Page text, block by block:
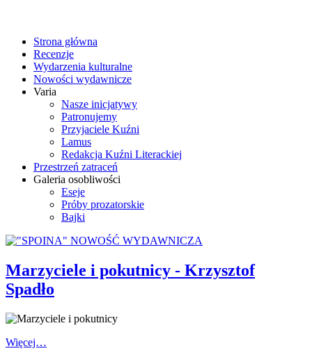
Strona główna
Recenzje
Wydarzenia kulturalne
Nowości wydawnicze
Varia
Nasze inicjatywy
Patronujemy
Przyjaciele Kuźni
Lamus
Redakcja Kuźni Literackiej
Przestrzeń zatraceń
Galeria osobliwości
Eseje
Próby prozatorskie
Bajki
Marzyciele i pokutnicy - Krzysztof
Spadło
Więcej…